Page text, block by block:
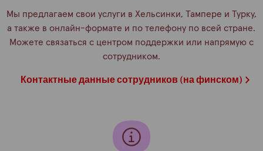
Мы предлагаем свои услуги в Хельсинки, Тампере и Турку,
а также в онлайн-формате и по телефону по всей стране.
Можете связаться с центром поддержки или напрямую с
сотрудником.
Контактные данные сотрудников (на финском)